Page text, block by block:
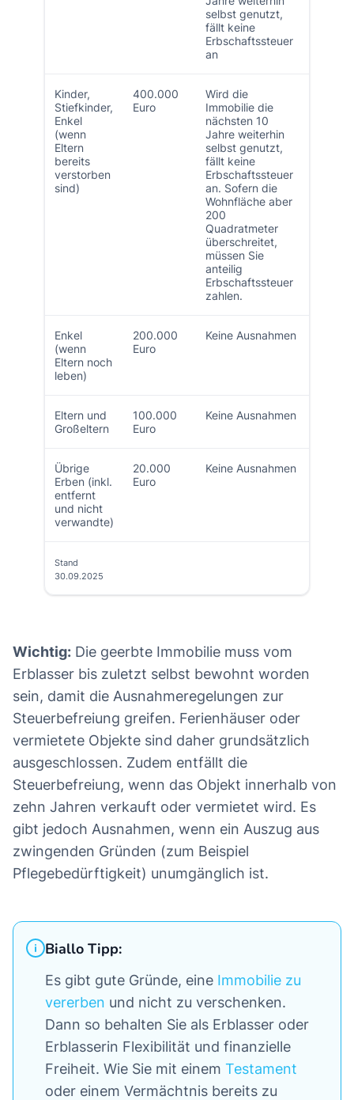
selbst genutzt,
fällt keine
Erbschaftssteuer
an
Kinder,
Stiefkinder,
Enkel
(wenn
Eltern
bereits
verstorben
sind)
400.000
Euro
Wird die
Immobilie die
nächsten 10
Jahre weiterhin
selbst genutzt,
fällt keine
Erbschaftssteuer
an. Sofern die
Wohnfläche aber
200
Quadratmeter
überschreitet,
müssen Sie
anteilig
Erbschaftssteuer
zahlen.
Enkel
(wenn
Eltern noch
leben)
200.000
Euro
Keine Ausnahmen
Eltern und
Großeltern
100.000
Euro
Keine Ausnahmen
Übrige
Erben (inkl.
entfernt
und nicht
verwandte)
20.000
Euro
Keine Ausnahmen
Stand
30.09.2025
Wichtig: Die geerbte Immobilie muss vom
Erblasser bis zuletzt selbst bewohnt worden
sein, damit die Ausnahmeregelungen zur
Steuerbefreiung greifen. Ferienhäuser oder
vermietete Objekte sind daher grundsätzlich
ausgeschlossen. Zudem entfällt die
Steuerbefreiung, wenn das Objekt innerhalb von
zehn Jahren verkauft oder vermietet wird. Es
gibt jedoch Ausnahmen, wenn ein Auszug aus
zwingenden Gründen (zum Beispiel
Pflegebedürftigkeit) unumgänglich ist.
Biallo Tipp:
Es gibt gute Gründe, eine Immobilie zu
vererben und nicht zu verschenken.
Dann so behalten Sie als Erblasser oder
Erblasserin Flexibilität und finanzielle
Freiheit. Wie Sie mit einem Testament
oder einem Vermächtnis bereits zu